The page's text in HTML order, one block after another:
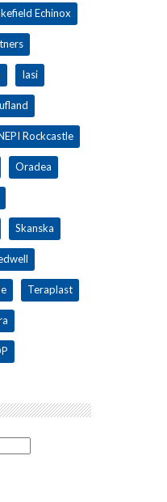
Echinox
Iasi
Rockcastle
Oradea
Skanska
Teraplast